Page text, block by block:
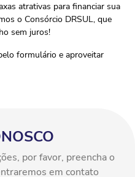
atrativas para financiar sua
o Consórcio DRSUL, que
sem juros!
formulário e aproveitar
por favor, preencha o
em contato